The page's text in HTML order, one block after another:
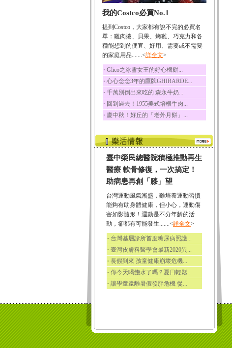
椰子
椰子含有糖類、脂肪、
荔枝
荔枝性質溫和所含的營
養素有醣類、檸檬酸...
五味子
五味子性質溫熱所含營
養成分有揮發油、檸...
草魚
草魚含有維生素A、維生
素C、及豐富的蛋白...
我的Costco必買No.1
提到Costco，大家都有說不完的必買名
單：雞肉捲、貝果、烤雞、巧克力和各
種能想到的便宜、好用、需要或不需要
的家庭用品.......<詳全文>
‧ Glico之冰雪女王的好心機餅...
‧ 心心念念3年的鷹牌GHIRARDE...
‧ 千萬別倒出來吃的 森永牛奶...
‧ 回到過去！1955美式培根牛肉...
‧ 慶中秋！好丘的「老外月餅」...
臺中榮民總醫院積極推動再生
醫療 軟骨修復，一次搞定！
助病患再創「膝」望
台灣運動風氣漸盛，雖培養運動習慣
能夠有助身體健康，但小心，運動傷
害如影隨形！運動是不分年齡的活
動，卻都有可能發生.......<詳全文>
‧ 台灣基層診所首度糖尿病照護...
‧ 臺灣皮膚科醫學會最新2020異...
‧ 長假到來 孩童健康崩壞危機...
‧ 你今天喝飽水了嗎？夏日輕鬆...
‧ 讓學童遠離暑假發胖危機 從...